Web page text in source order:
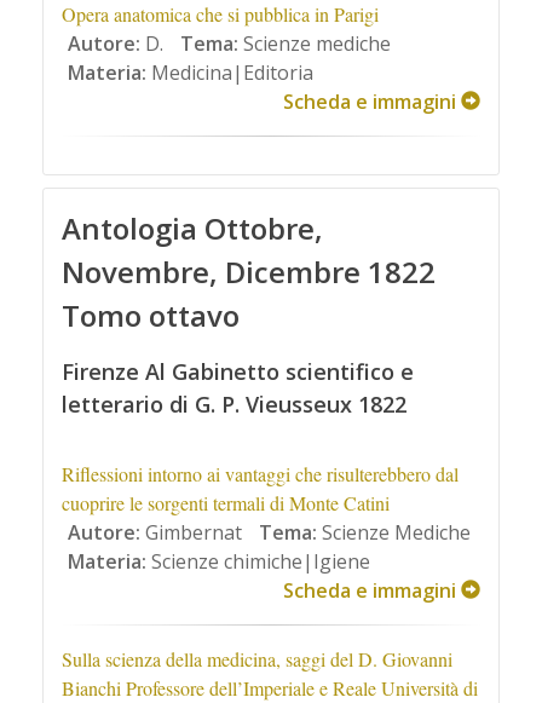
Opera anatomica che si pubblica in Parigi
Autore: D. Tema: Scienze mediche
Materia: Medicina|Editoria
Scheda e immagini
Antologia Ottobre,
Novembre, Dicembre 1822
Tomo ottavo
Firenze Al Gabinetto scientifico e
letterario di G. P. Vieusseux 1822
Riflessioni intorno ai vantaggi che risulterebbero dal
cuoprire le sorgenti termali di Monte Catini
Autore: Gimbernat Tema: Scienze Mediche
Materia: Scienze chimiche|Igiene
Scheda e immagini
Sulla scienza della medicina, saggi del D. Giovanni
Bianchi Professore dell’Imperiale e Reale Università di